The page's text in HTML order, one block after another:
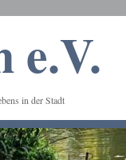
e.V.
in der Stadt